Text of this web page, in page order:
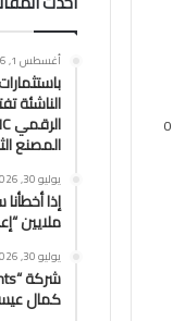
0
أغسطس 1, 2026
الناشئة
المصنع
يوليو 30, 2026
إذا
ملايين
يوليو 30, 2026
كمال